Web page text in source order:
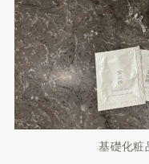
基礎化粧